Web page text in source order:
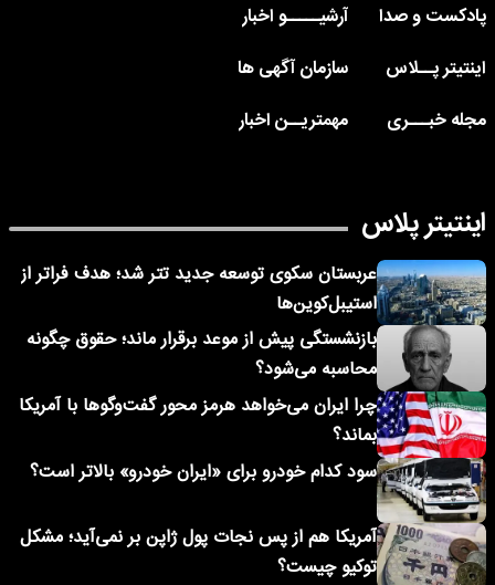
پادکست و صدا
آرشیـــــو اخبار
اینتیتر پــلاس
سازمان آگهی ها
مجله خبـــری
مهمتریــن اخبار
اینتیتر پلاس
عربستان سکوی توسعه جدید تتر شد؛ هدف فراتر از
استیبل‌کوین‌ها
بازنشستگی پیش از موعد برقرار ماند؛ حقوق چگونه
محاسبه می‌شود؟
چرا ایران می‌خواهد هرمز محور گفت‌وگوها با آمریکا
بماند؟
سود کدام خودرو برای «ایران خودرو» بالاتر است؟
آمریکا هم از پس نجات پول ژاپن بر نمی‌آید؛ مشکل
توکیو چیست؟